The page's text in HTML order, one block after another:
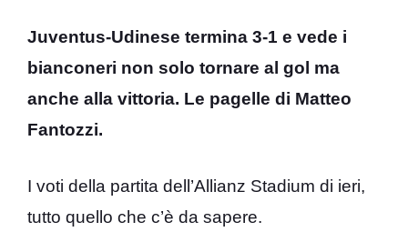
Juventus-Udinese termina 3-1 e vede i
bianconeri non solo tornare al gol ma
anche alla vittoria. Le pagelle di Matteo
Fantozzi.
I voti della partita dell’Allianz Stadium di ieri,
tutto quello che c’è da sapere.